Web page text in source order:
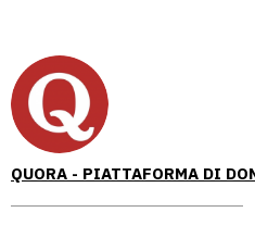
QUORA - PIATTAFORMA DI